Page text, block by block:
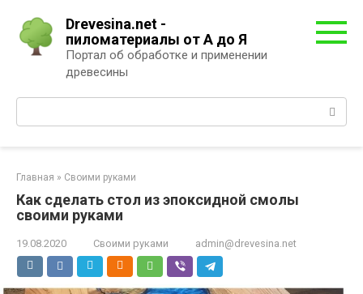
контенту
Drevesina.net -
пиломатериалы от А до Я
Портал об обработке и применении
древесины
Главная » Своими руками
Как сделать стол из эпоксидной смолы
своими руками
19.08.2020 Своими руками admin@drevesina.net